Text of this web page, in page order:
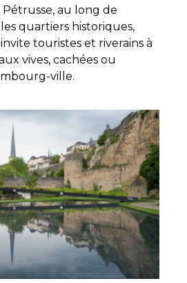
au long de
les quartiers historiques,
invite touristes et riverains à
vives, cachées ou
ville.